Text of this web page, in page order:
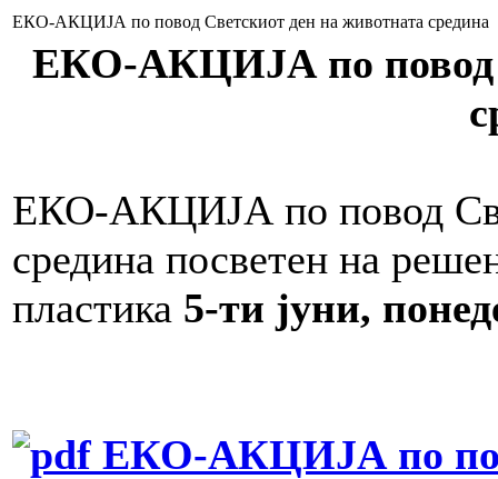
ЕКО-АКЦИЈА по повод Светскиот ден на животната средина
ЕКО-АКЦИЈА по повод
ЕКО-АКЦИЈА по повод
средина посветен на
пластика 5-ти јуни,
ЕКО-АКЦИЈА по